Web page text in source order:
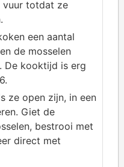
vuur totdat ze
een aantal
de mosselen
De kooktijd is erg
ze open zijn, in een
Giet de
bestrooi met
direct met